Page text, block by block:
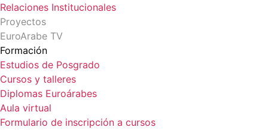
Relaciones Institucionales
Proyectos
EuroArabe TV
Formación
Estudios de Posgrado
Cursos y talleres
Diplomas Euroárabes
Aula virtual
Formulario de inscripción a cursos